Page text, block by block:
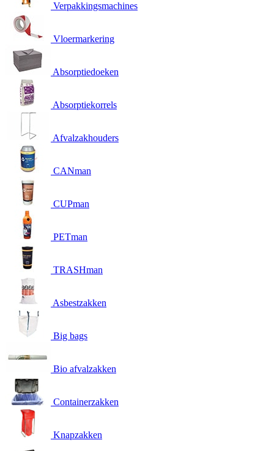
Verpakkingsmachines
Vloermarkering
Absorptiedoeken
Absorptiekorrels
Afvalzakhouders
CANman
CUPman
PETman
TRASHman
Asbestzakken
Big bags
Bio afvalzakken
Containerzakken
Knapzakken